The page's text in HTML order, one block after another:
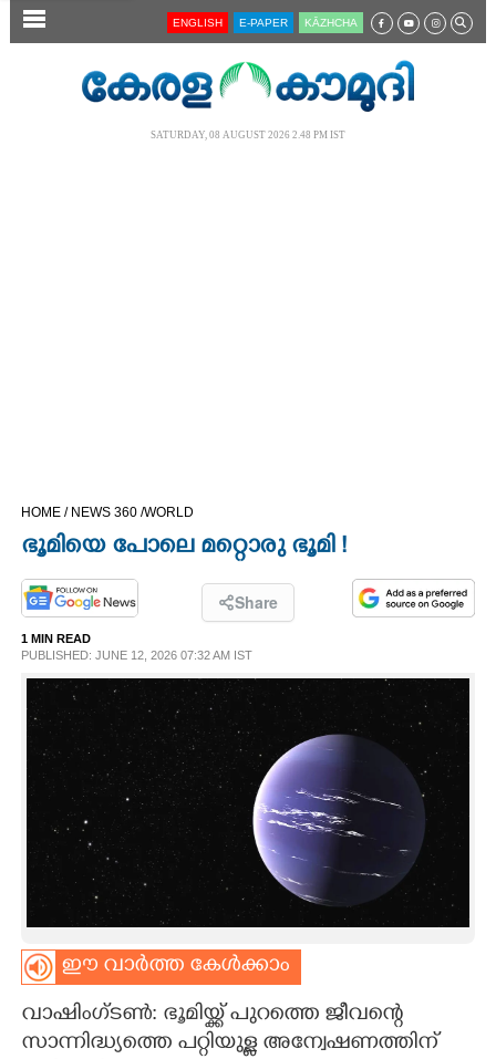
SECTIONS
CINEMA
OPINION
PHOTOS
LIFESTYLE
SPIRITUAL
INFO+
ART
ASTRO
CARTOONS
ENGLISH E-PAPER KĀZHCHA
SATURDAY, 08 AUGUST 2026 2.48 PM IST
HOME / NEWS 360 /WORLD
ഭൂമിയെ പോലെ മറ്റൊരു ഭൂമി !
Share
1 MIN READ
PUBLISHED: JUNE 12, 2026 07:32 AM IST
ഈ വാർത്ത കേൾക്കാം
വാഷിംഗ്ടൺ: ഭൂമിയ്ക്ക് പുറത്തെ ജീവന്റെ
സാന്നിദ്ധ്യത്തെ പറ്റിയുള്ള അന്വേഷണത്തിന്